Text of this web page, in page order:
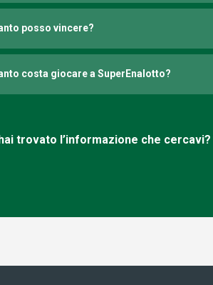
posso vincere?
costa giocare a SuperEnalotto?
trovato l’informazione che cercavi?